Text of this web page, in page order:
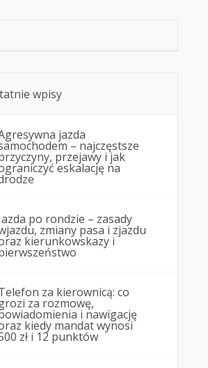
wpisy
jazda
– najczęstsze
przejawy i jak
eskalację na
po rondzie – zasady
zmiany pasa i zjazdu
kierunkowskazy i
za kierownicą: co
za rozmowę,
i nawigację
kiedy mandat wynosi
zł i 12 punktów